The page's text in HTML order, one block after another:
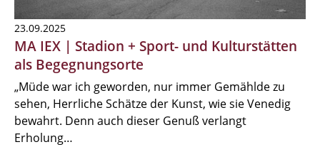
23.09.2025
MA IEX | Stadion + Sport- und Kulturstätten
als Begegnungsorte
„Müde war ich geworden, nur immer Gemählde zu
sehen, Herrliche Schätze der Kunst, wie sie Venedig
bewahrt. Denn auch dieser Genuß verlangt
Erholung…